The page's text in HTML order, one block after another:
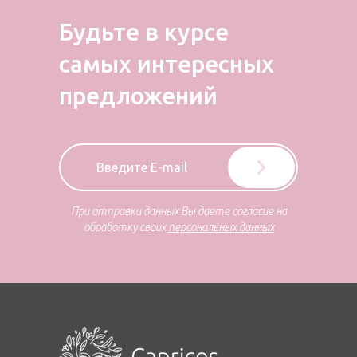
Будьте в курсе
самых интересных
предложений
При отправки данных Вы даете согласие на
обработку своихперсональных данных